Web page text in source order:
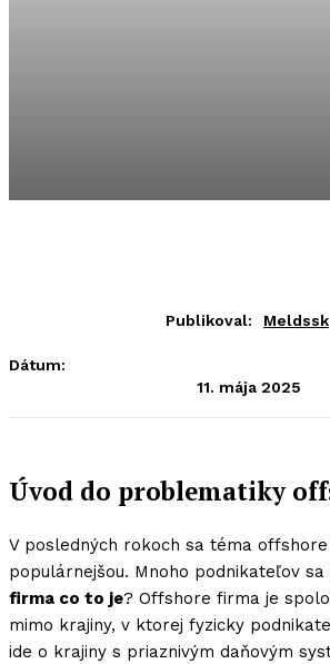
Publikoval: Meldssk
Dátum:
11. mája 2025
Úvod do problematiky
V posledných rokoch sa téma
populárnejšou. Mnoho podnikateľov sa
firma co to je? Offshore firma je
mimo krajiny, v ktorej fyzicky
ide o krajiny s priaznivým daňovým